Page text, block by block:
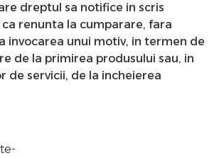
dreptul sa notifice in scris
renunta la cumparare, fara
invocarea unui motiv, in termen de
de la primirea produsului sau, in
de servicii, de la incheierea